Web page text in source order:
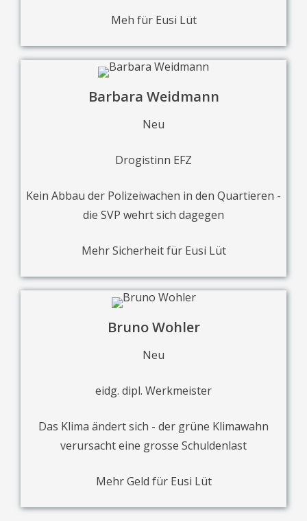
Meh für Eusi Lüt
Barbara Weidmann
Neu
Drogistinn EFZ
Kein Abbau der Polizeiwachen in den Quartieren -
die SVP wehrt sich dagegen
Mehr Sicherheit für Eusi Lüt
Bruno Wohler
Neu
eidg. dipl. Werkmeister
Das Klima ändert sich - der grüne Klimawahn
verursacht eine grosse Schuldenlast
Mehr Geld für Eusi Lüt